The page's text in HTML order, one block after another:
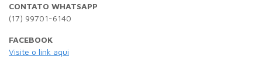
CONTATO WHATSAPP
(17) 99701-6140
FACEBOOK
Visite o link aqui